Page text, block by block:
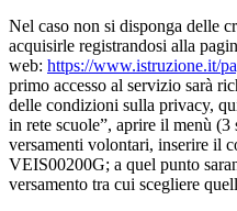
Nel caso non si disponga delle
acquisirle registrandosi alla
web: https://www.istruzione.it/
primo accesso al servizio sarà
delle condizioni sulla privacy,
in rete scuole”, aprire il menù (3
versamenti volontari, inserire il
VEIS00200G; a quel punto
versamento tra cui scegliere